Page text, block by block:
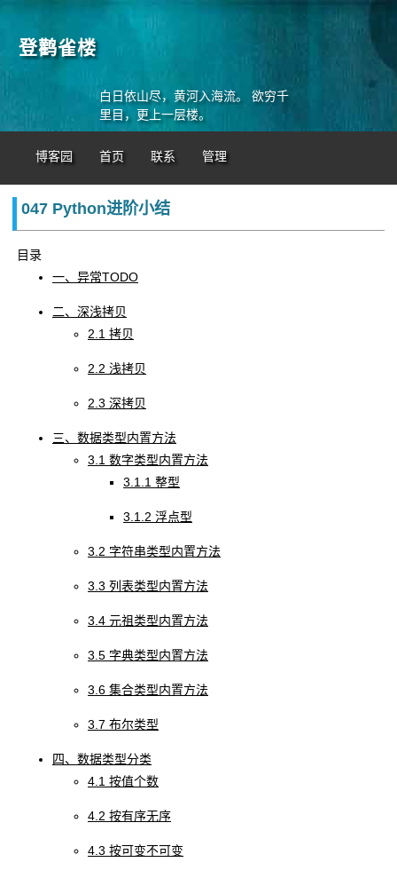
登鹳雀楼
白日依山尽，黄河入海流。 欲穷千
里目，更上一层楼。
博客园 首页 联系 管理
047 Python进阶小结
目录
一、异常TODO
二、深浅拷贝
2.1 拷贝
2.2 浅拷贝
2.3 深拷贝
三、数据类型内置方法
3.1 数字类型内置方法
3.1.1 整型
3.1.2 浮点型
3.2 字符串类型内置方法
3.3 列表类型内置方法
3.4 元祖类型内置方法
3.5 字典类型内置方法
3.6 集合类型内置方法
3.7 布尔类型
四、数据类型分类
4.1 按值个数
4.2 按有序无序
4.3 按可变不可变